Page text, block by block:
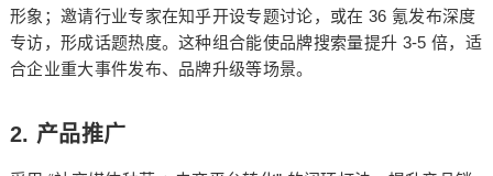
形象；邀请行业专家在知乎开设专题讨论，或在 36 氪发布深度
专访，形成话题热度。这种组合能使品牌搜索量提升 3-5 倍，适
合企业重大事件发布、品牌升级等场景。
2. 产品推广